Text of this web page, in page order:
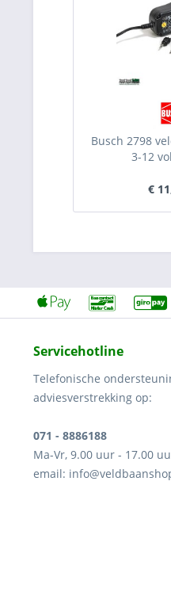
Busch 2798
3-12
€
Servicehotline
Telefonische
adviesverstrekking op:
071 - 8886188
Ma-Vr, 9.00 uur - 17.00
email: